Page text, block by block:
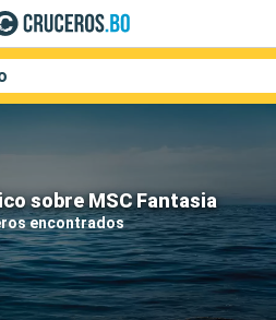
sobre MSC Fantasia
encontrados
Compañías